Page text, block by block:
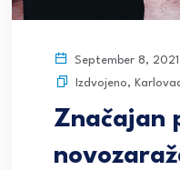
September 8, 2021
Izdvojeno,
Značajan